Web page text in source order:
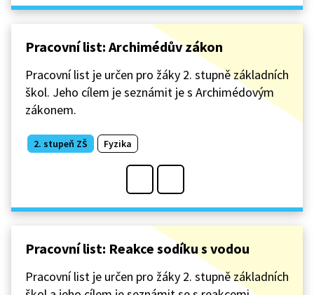
Pracovní list: Archimédův zákon
Pracovní list je určen pro žáky 2. stupně základních
škol. Jeho cílem je seznámit je s Archimédovým
zákonem.
2. stupeň ZŠ Fyzika
Pracovní list: Reakce sodíku s vodou
Pracovní list je určen pro žáky 2. stupně základních